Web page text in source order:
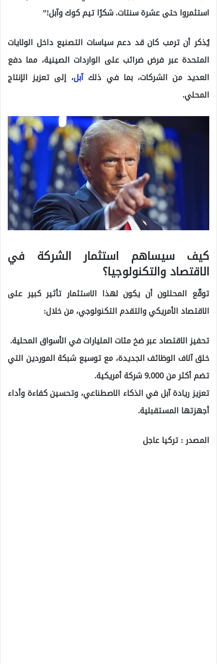
استثمروا حتى عشرة سنتات. شكرًا تيم كوك وآبل!”
يُذكر أن ترمب كان قد دعم سياسات التصنيع داخل الولايات
المتحدة عبر فرض ضرائب على الواردات الصينية، مما دفع
العديد من الشركات، بما في ذلكآبل، إلى تعزيز الإنتاج
المحلي.
كيف سيساهم استثمارالشركة في
الاقتصاد والتكنولوجيا؟
توقّع المحللون أن يكون لهذا الاستثمار تأثير كبير على
الاقتصاد الأمريكي والتقدم التكنولوجي، من خلال:
تحفيز الاقتصاد عبر ضخ مئات المليارات في الأسواق المحلية.
خلق آلاف الوظائف الجديدة، مع توسيع شبكة الموردين التي
تضم أكثر من 9,000 شركة أمريكية.
تعزيز ريادة آبل في الذكاء الاصطناعي، وتحسين كفاءة وأداء
أجهزتها المستقبلية.
المصدر : تركيا عاجل